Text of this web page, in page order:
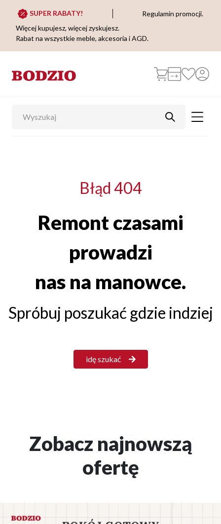
SUPER RABATY!
Regulamin promocji.
Więcej kupujesz, więcej zyskujesz.
Rabat na wszystkie meble, akcesoria i AGD.
Błąd 404
Remont czasami
prowadzi
nas na manowce.
Spróbuj poszukać gdzie indziej
idę szukać
Zobacz najnowszą
ofertę